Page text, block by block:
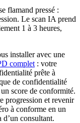
flamand pressé :
Le scan IA prend
1 à 3 heures,
installer avec une
complet : votre
prête à
de confidentialité
score de conformité.
progression et revenir
à conforme en un
d’un consultant.